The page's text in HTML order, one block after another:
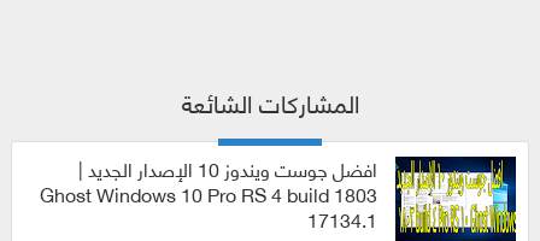
المشاركات الشائعة
افضل جوست ويندوز 10 الإصدار الجديد |
Ghost Windows 10 Pro RS 4 build 1803
17134.1